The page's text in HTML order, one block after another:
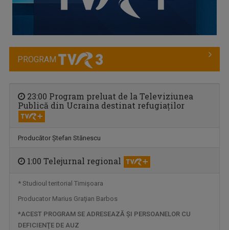
LUMEA DE APROAPE
Luni-vineri, ora 17.30, la TVR3
PROGRAM
23:00 Program preluat de la Televiziunea
Publică din Ucraina destinat refugiaţilor
Producător Ştefan Stănescu
1:00 Telejurnal regional
* Studioul teritorial Timişoara
Producator Marius Graţian Barbos
*ACEST PROGRAM SE ADRESEAZĂ ŞI PERSOANELOR CU
DEFICIENŢE DE AUZ